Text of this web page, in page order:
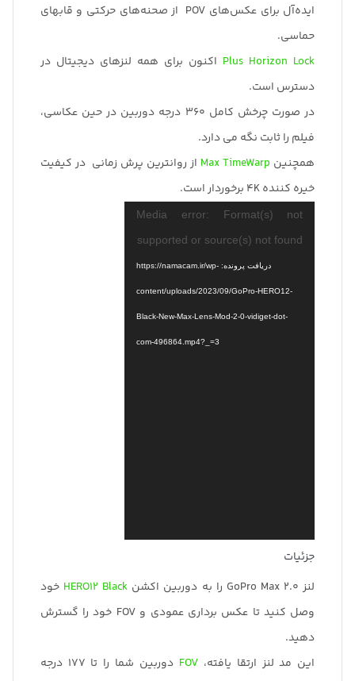
ایده‌آل برای عکس‌های POV از صحنه‌های حرکتی و قابهای
حماسی.
Plus Horizon Lock اکنون برای همه لنزهای دیجیتال در
دسترس است.
در صورت چرخش کامل 360 درجه دوربین در حین عکاسی،
فیلم را ثابت نگه می دارد.
همچنین Max TimeWarp از روانترین پرش زمانی در کیفیت
خیره کننده 4K برخوردار است.
نمایشگر
ویدیو
Media error: Format(s) not
supported or source(s) not found
دریافت پرونده: https://namacam.ir/wp-
content/uploads/2023/09/GoPro-HERO12-
Black-New-Max-Lens-Mod-2-0-vidiget-dot-
com-496864.mp4?_=3
جزئیات
لنز GoPro Max 2.0 را به دوربین اکشن
HERO12 Black خود
وصل کنید تا عکس برداری عمودی و FOV خود را گسترش
دهید.
این مد لنز ارتقا یافته،FOV
دوربین شما را تا 177 درجه